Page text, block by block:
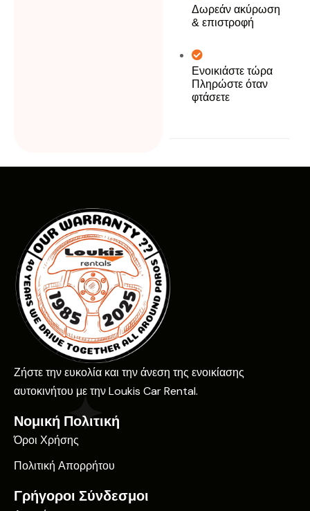
Δωρεάν ακύρωση
& επιστροφή
Ενοικιάστε τώρα
Πληρώστε όταν
φτάσετε
Ζήστε την ευκολία και την άνεση της ενοικίασης
αυτοκινήτου με την Loukis Car Rental.
Νομική Πολιτική
Όροι Χρήσης
Πολιτική Απορρήτου
Γρήγοροι Σύνδεσμοι